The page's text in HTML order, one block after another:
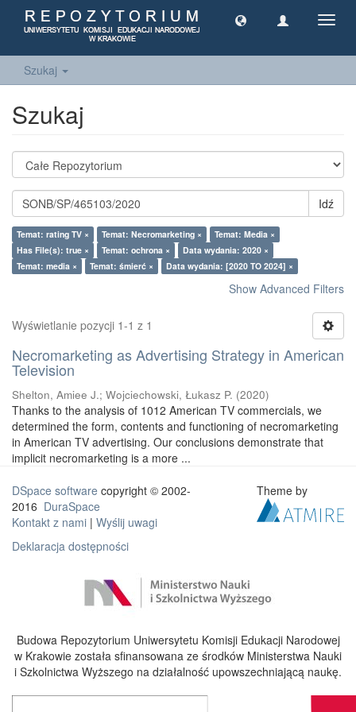
Szukaj
Szukaj
Idź
Temat: rating TV × Temat: Necromarketing ×
Temat: Media ×
Has File(s): true ×
Temat: ochrona ×
Data wydania: 2020 ×
Temat: media ×
Temat: śmierć × Data wydania: [2020 TO 2024] ×
Show Advanced Filters
Wyświetlanie pozycji 1-1 z 1
Necromarketing as Advertising Strategy in American
Television
Shelton, Amiee J.; Wojciechowski, Łukasz P. (2020)
Thanks to the analysis of 1012 American TV commercials, we
determined the form, contents and functioning of necromarketing
in American TV advertising. Our conclusions demonstrate that
implicit necromarketing is a more ...
DSpace software copyright © 2002-
2016 DuraSpace
Kontakt z nami | Wyślij uwagi
Deklaracja dostępności
Theme by
Budowa Repozytorium Uniwersytetu Komisji Edukacji Narodowej
w Krakowie została sfinansowana ze środków Ministerstwa Nauki
i Szkolnictwa Wyższego na działalność upowszechniającą naukę.